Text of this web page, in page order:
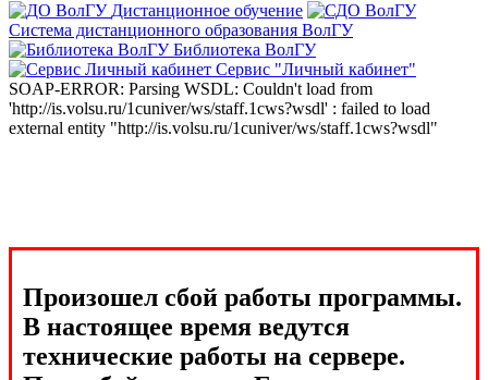
Дистанционное обучение
Система дистанционного образования ВолГУ
Библиотека ВолГУ
Сервис "Личный кабинет"
SOAP-ERROR: Parsing WSDL: Couldn't load from
'http://is.volsu.ru/1cuniver/ws/staff.1cws?wsdl' : failed to load
external entity "http://is.volsu.ru/1cuniver/ws/staff.1cws?wsdl"
Произошел сбой работы программы.
В настоящее время ведутся
технические работы на сервере.